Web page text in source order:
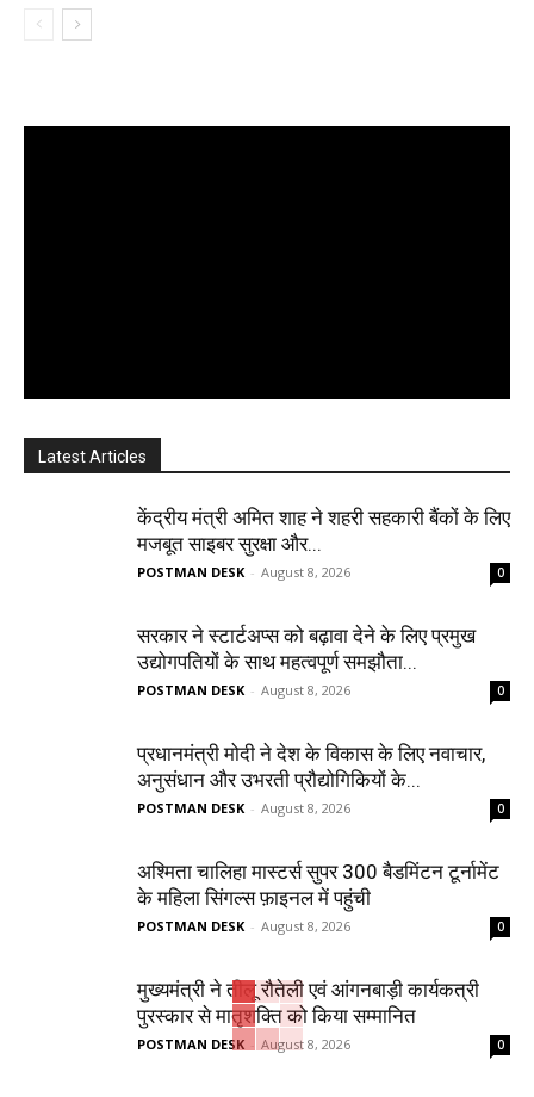
Latest Articles
केंद्रीय मंत्री अमित शाह ने शहरी सहकारी बैंकों के लिए
मजबूत साइबर सुरक्षा और...
POSTMAN DESK - August 8, 2026 0
सरकार ने स्टार्टअप्‍स को बढ़ावा देने के लिए प्रमुख
उद्योगपतियों के साथ महत्‍वपूर्ण समझौता...
POSTMAN DESK - August 8, 2026 0
प्रधानमंत्री मोदी ने देश के विकास के लिए नवाचार,
अनुसंधान और उभरती प्रौद्योगिकियों के...
POSTMAN DESK - August 8, 2026 0
अश्मिता चालिहा मास्टर्स सुपर 300 बैडमिंटन टूर्नामेंट
के महिला सिंगल्स फ़ाइनल में पहुंची
POSTMAN DESK - August 8, 2026 0
मुख्यमंत्री ने तीलू रौतेली एवं आंगनबाड़ी कार्यकत्री
पुरस्कार से मातृशक्ति को किया सम्मानित
POSTMAN DESK August 8, 2026 0